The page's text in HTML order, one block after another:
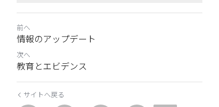
前へ
情報のアップデート
次へ
教育とエビデンス
サイトへ戻る